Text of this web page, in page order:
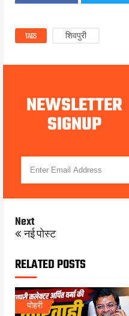
TAGS शिवपुरी
NEWSLETTER
SIGNUP
Next
नई पोस्ट
RELATED POSTS
पोहरी